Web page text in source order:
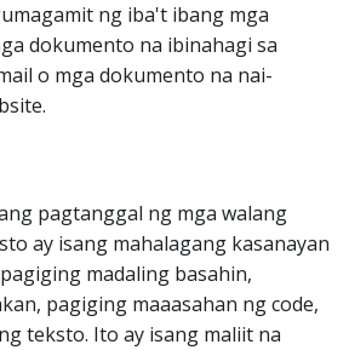
ng iba't ibang mga
dokumento na ibinahagi sa
o mga dokumento na nai-
pagtanggal ng mga walang
ay isang mahalagang kasanayan
madaling basahin,
pagiging maaasahan ng code,
teksto. Ito ay isang maliit na